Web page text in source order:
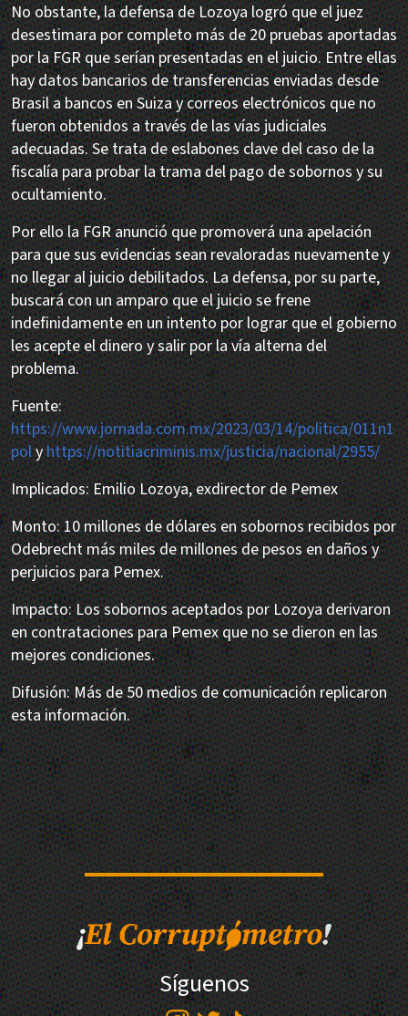
No obstante, la defensa de Lozoya logró que el juez
desestimara por completo más de 20 pruebas aportadas
por la FGR que serían presentadas en el juicio. Entre ellas
hay datos bancarios de transferencias enviadas desde
Brasil a bancos en Suiza y correos electrónicos que no
fueron obtenidos a través de las vías judiciales
adecuadas. Se trata de eslabones clave del caso de la
fiscalía para probar la trama del pago de sobornos y su
ocultamiento.
Por ello la FGR anunció que promoverá una apelación
para que sus evidencias sean revaloradas nuevamente y
no llegar al juicio debilitados. La defensa, por su parte,
buscará con un amparo que el juicio se frene
indefinidamente en un intento por lograr que el gobierno
les acepte el dinero y salir por la vía alterna del
problema.
Fuente:
https://www.jornada.com.mx/2023/03/14/politica/011n1
polyhttps://notitiacriminis.mx/justicia/nacional/2955/
Implicados: Emilio Lozoya, exdirector de Pemex
Monto: 10 millones de dólares en sobornos recibidos por
Odebrecht más miles de millones de pesos en daños y
perjuicios para Pemex.
Impacto: Los sobornos aceptados por Lozoya derivaron
en contrataciones para Pemex que no se dieron en las
mejores condiciones.
Difusión: Más de 50 medios de comunicación replicaron
esta información.
Síguenos